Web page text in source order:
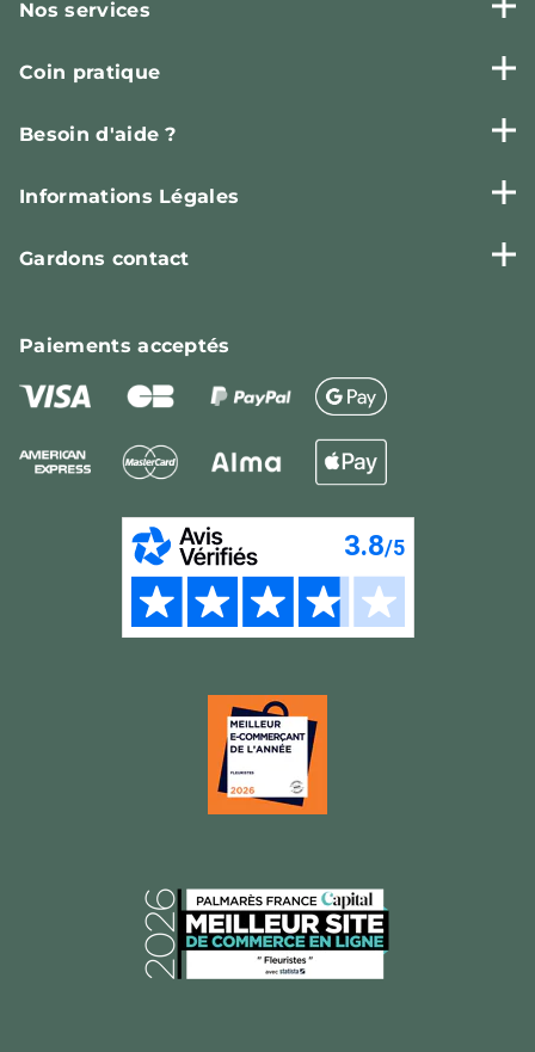
Nos services
Coin pratique
Besoin d'aide ?
Informations Légales
Gardons contact
Paiementsacceptés